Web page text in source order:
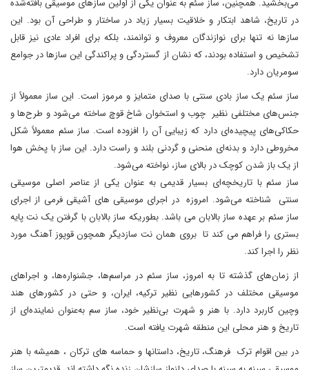
می‌بخشید. همچنین، ساز سئم به عنوان یکی از اولین سازهای موسیقی بافته‌شده
در تاریخ، شاهد ابتکار و خلاقیت بسیار زیاد در ساختار و طراحی آن بود. این
سازها نه تنها برای نوازندگان معروف و توانمند، بلکه برای افراد عادی نیز قابل
تشخیص و استفاده بودند، که نشان از گستردگی و پراکندگی این سازها در جوامع
سومریان دارد.
ساز سئم یک ساز بادی سنتی با صدای متمایز و مرموز است. این ساز معمولاً از
جنس‌های مختلفی نظیر چوب و استخوان شاخ قوچ ساخته می‌شود و طرح‌ها و
حکاکی‌های پیچیده‌ای دارد که زیبایی آن را افزوده است. ساز سئم معمولاً شکل
مخروطی دارد و بدنه‌ای منحنی و گردنی بلند و راست دارد. این ساز با پخش هوا
از یک باز شدن کوچک در بالای ساز، نواخته می‌شود.
ساز سئم با تاریخچه‌ای بسیار قدیمی به عنوان یکی از عناصر اصلی موسیقی
سنتی شناخته می‌شود. امروزه در اجرای موسیقی های آشیقی فرمی از اجرای
ساز سئم بر عهده ساز بالابان می باشد. بطوریکه ساز بالابان با گرفتن یک نت پایه
بستری را فراهم می کند تا بروی همان نت سازدیگر همچون قوپوز آهنگ مورد
نظر را اجرا کند.
از زمان‌های گذشته تا به امروز، ساز سئم در مراسم‌ها، جشنواره‌ها، و اجراهای
موسیقی مختلف در کشورهایی نظیر ترکیه، ایران، و حتی در کشورهای هند
وچین کاربرد دارد. با هنر و شهرت بی‌نظیر خود، ساز سم به‌عنوان نماینده‌ای از
تاریخ و هنر محلی این منطقه شهرت یافته است.
در بین اقوام ترک فرهنگ، تاریخ، داستانها و حماسه های ترکان ، همیشه با هنر